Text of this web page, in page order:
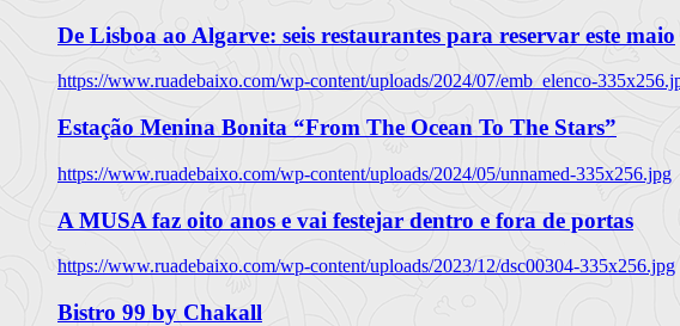
De Lisboa ao Algarve: seis restaurantes para reservar este maio
https://www.ruadebaixo.com/wp-content/uploads/2024/07/emb_elenco-
Estação Menina Bonita “From The Ocean To The Stars”
https://www.ruadebaixo.com/wp-content/uploads/2024/05/unnamed-335x256.jpg
A MUSA faz oito anos e vai festejar dentro e fora de portas
https://www.ruadebaixo.com/wp-content/uploads/2023/12/dsc00304-335x256.jpg
Bistro 99 by Chakall